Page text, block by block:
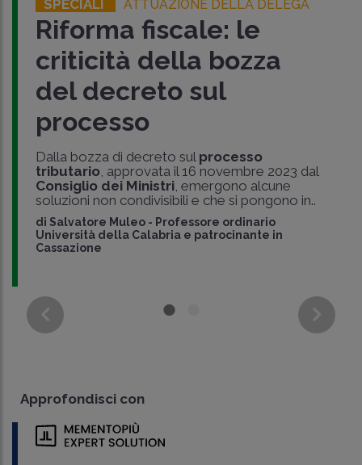
SPECIALI ATTUAZIONE DELLA DELEGA
Riforma fiscale: le
criticità della bozza
del decreto sul
processo
Dalla bozza di decreto sul processo
tributario, approvata il 16 novembre 2023 dal
Consiglio dei Ministri, emergono alcune
soluzioni non condivisibili e che si pongono in..
di Salvatore Muleo - Professore ordinario
Università della Calabria e patrocinante in
Cassazione
Approfondisci con